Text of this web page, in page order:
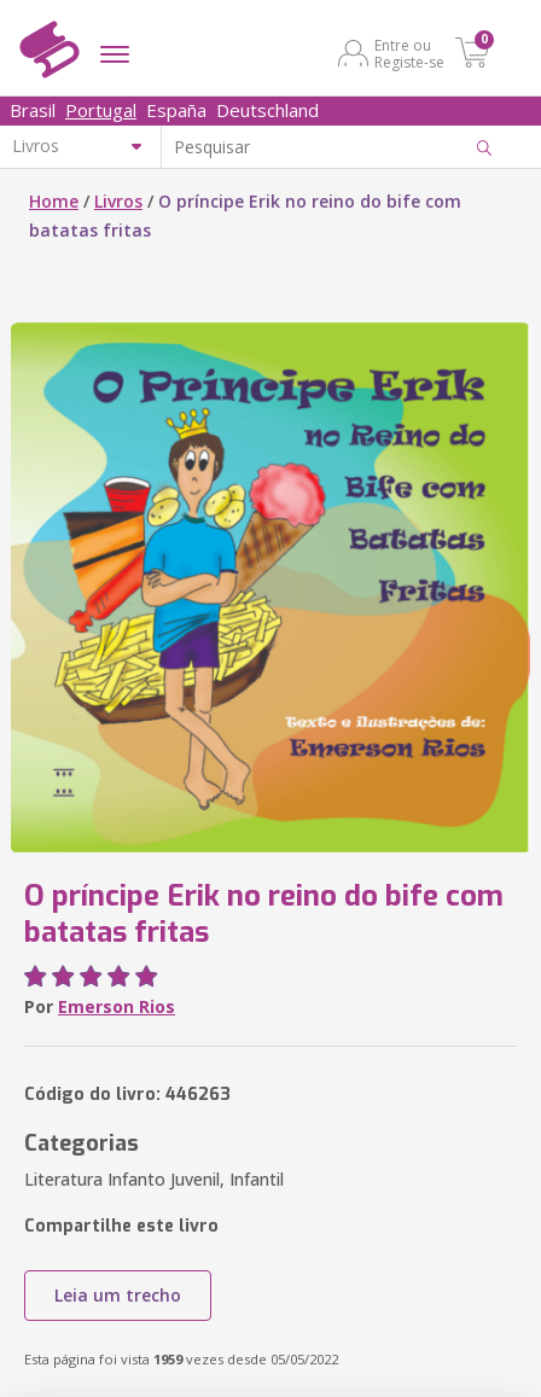
Entre ou
Registe-se
0
Brasil Portugal España Deutschland
Home / Livros / O príncipe Erik no reino do bife com
batatas fritas
O príncipe Erik no reino do bife com
batatas fritas
Por Emerson Rios
Código do livro: 446263
Categorias
Literatura Infanto Juvenil, Infantil
Compartilhe este livro
Leia um trecho
Esta página foi vista 1959vezes desde 05/05/2022